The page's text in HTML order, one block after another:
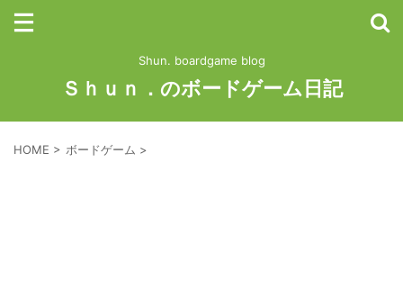
Shun. boardgame blog
Ｓｈｕｎ．のボードゲーム日記
HOME > ボードゲーム >